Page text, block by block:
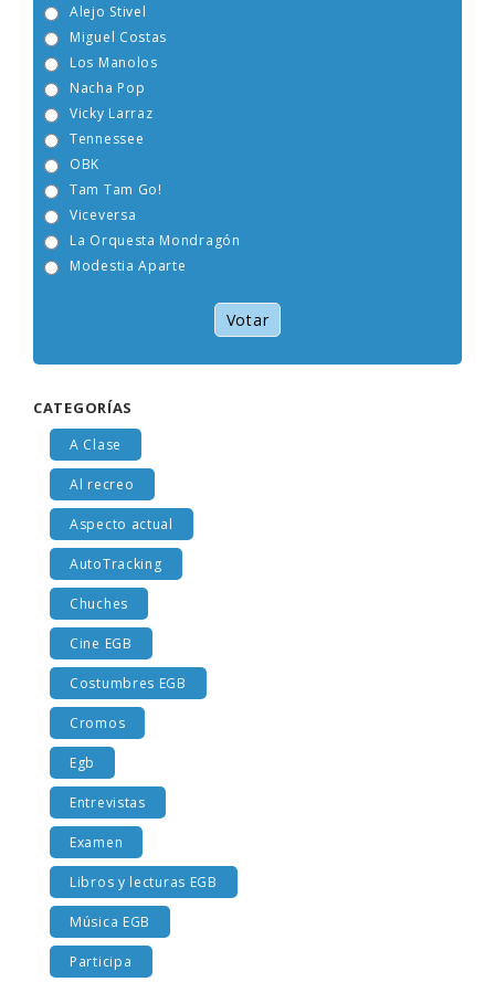
Alejo Stivel
Miguel Costas
Los Manolos
Nacha Pop
Vicky Larraz
Tennessee
OBK
Tam Tam Go!
Viceversa
La Orquesta Mondragón
Modestia Aparte
Votar
CATEGORÍAS
A Clase
Al recreo
Aspecto actual
AutoTracking
Chuches
Cine EGB
Costumbres EGB
Cromos
Egb
Entrevistas
Examen
Libros y lecturas EGB
Música EGB
Participa